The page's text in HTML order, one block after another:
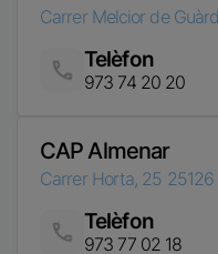
CAP Almenar
Carrer Horta, 25
ImatgeTelèfon
CAP Artesa de
Carrer de Guimerà, 6